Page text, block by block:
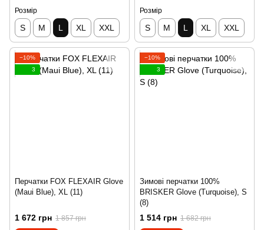
Розмір
S M L XL XXL
Розмір
S M L XL XXL
−10%
3
Перчатки FOX FLEXAIR Glove
(Maui Blue), XL (11)
1 672 грн 1 857 грн
−10%
3
Зимові перчатки 100%
BRISKER Glove (Turquoise), S
(8)
1 514 грн 1 682 грн